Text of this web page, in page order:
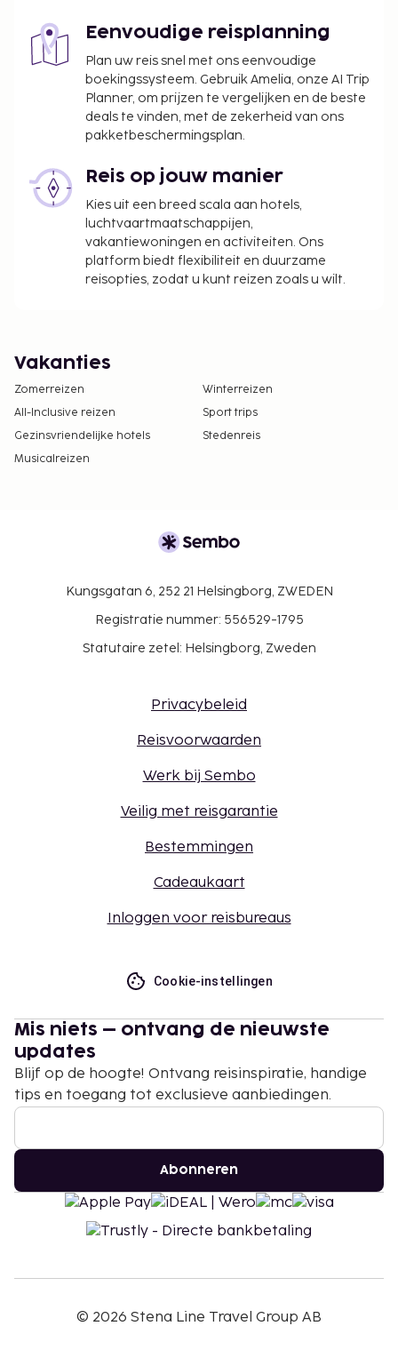
Eenvoudige reisplanning
Plan uw reis snel met ons eenvoudige
boekingssysteem. Gebruik Amelia, onze AI Trip
Planner, om prijzen te vergelijken en de beste
deals te vinden, met de zekerheid van ons
pakketbeschermingsplan.
Reis op jouw manier
Kies uit een breed scala aan hotels,
luchtvaartmaatschappijen,
vakantiewoningen en activiteiten. Ons
platform biedt flexibiliteit en duurzame
reisopties, zodat u kunt reizen zoals u wilt.
Vakanties
Zomerreizen
Winterreizen
All-Inclusive reizen
Sport trips
Gezinsvriendelijke hotels
Stedenreis
Musicalreizen
Kungsgatan 6, 252 21 Helsingborg, ZWEDEN
Registratie nummer: 556529-1795
Statutaire zetel: Helsingborg, Zweden
Privacybeleid
Reisvoorwaarden
Werk bij Sembo
Veilig met reisgarantie
Bestemmingen
Cadeaukaart
Inloggen voor reisbureaus
Cookie-instellingen
Mis niets – ontvang de nieuwste
updates
Blijf op de hoogte! Ontvang reisinspiratie, handige
tips en toegang tot exclusieve aanbiedingen.
Abonneren
© 2026 Stena Line Travel Group AB